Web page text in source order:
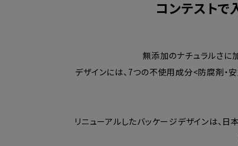
コンテストで
無添加のナチュラルさに
デザインには、7つの不使用成分<防腐剤・
リニューアルしたバッケージデザインは、